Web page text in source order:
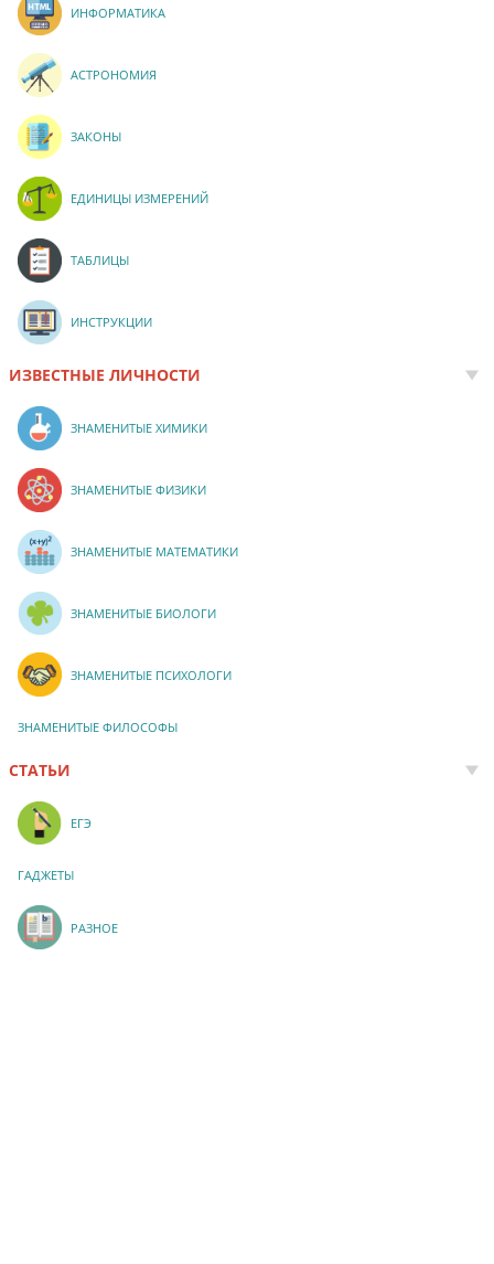
ИНФОРМАТИКА
АСТРОНОМИЯ
ЗАКОНЫ
ЕДИНИЦЫ ИЗМЕРЕНИЙ
ТАБЛИЦЫ
ИНСТРУКЦИИ
ИЗВЕСТНЫЕ ЛИЧНОСТИ
ЗНАМЕНИТЫЕ ХИМИКИ
ЗНАМЕНИТЫЕ ФИЗИКИ
ЗНАМЕНИТЫЕ МАТЕМАТИКИ
ЗНАМЕНИТЫЕ БИОЛОГИ
ЗНАМЕНИТЫЕ ПСИХОЛОГИ
ЗНАМЕНИТЫЕ ФИЛОСОФЫ
СТАТЬИ
ЕГЭ
ГАДЖЕТЫ
РАЗНОЕ